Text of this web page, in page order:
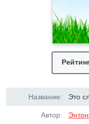
Название: Это
Автор: